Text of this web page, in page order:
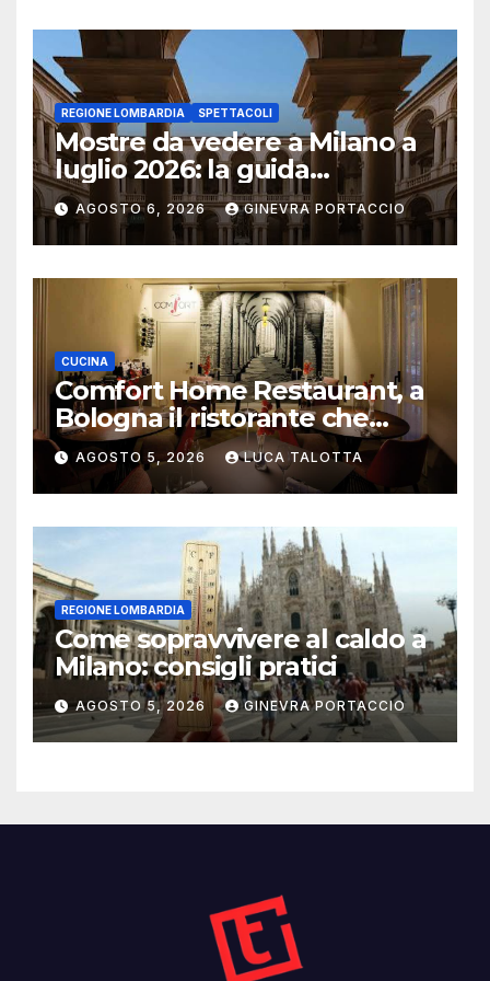
REGIONE LOMBARDIA SPETTACOLI
Mostre da vedere a Milano a
luglio 2026: la guida
aggiornata
AGOSTO 6, 2026 GINEVRA PORTACCIO
CUCINA
Comfort Home Restaurant, a
Bologna il ristorante che
trasforma l’ospitalità in
un’esperienza di casa
AGOSTO 5, 2026 LUCA TALOTTA
REGIONE LOMBARDIA
Come sopravvivere al caldo a
Milano: consigli pratici
AGOSTO 5, 2026 GINEVRA PORTACCIO